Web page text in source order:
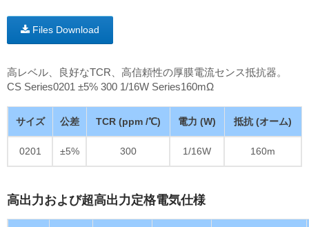
Files Download
高レベル、良好なTCR、高信頼性の厚膜電流センス抵抗器。
CS Series0201 ±5% 300 1/16W Series160mΩ
サイズ 公差 TCR (ppm /℃) 電力 (W) 抵抗 (オーム)
0201 ±5% 300 1/16W 160m
高出力および超高出力定格電気仕様